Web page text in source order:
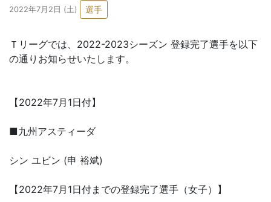
2022年7月2日 (土) 選手
Ｔリーグでは、2022-2023シーズン 登録完了選手を以下
の通りお知らせいたします。
【2022年7月1日付】
■九州アスティーダ
シン ユビン (申 裕斌)
【2022年7月1日付までの登録完了選手（女子）】